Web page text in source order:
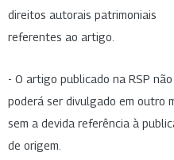
direitos autorais patrimoniais
referentes ao artigo.
- O artigo publicado na RSP não
poderá ser divulgado em outro
sem a devida referência à
de origem.